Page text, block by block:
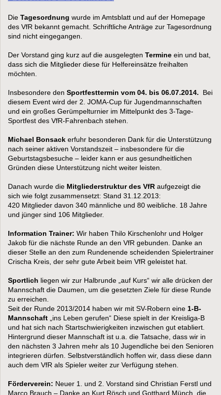
Die Tagesordnung wurde im Amtsblatt und auf der Homepage
des VfR bekannt gemacht. Schriftliche Anträge zur Tagesordnung
sind nicht eingegangen.
Der Vorstand ging kurz auf die ausgelegten Termine ein und bat,
dass sich die Mitglieder diese für Helfereinsätze freihalten
möchten.
Insbesondere den Sportfesttermin vom 04. bis 06.07.2014. Bei
diesem Event wird der 2. JOMA-Cup für Jugendmannschaften
und ein großes Gerümpelturnier im Mittelpunkt des 3-Tage-
Sportfest des VfR-Fahrenbach stehen.
Michael Bonsack erfuhr besonderen Dank für die Unterstützung
nach seiner aktiven Vorstandszeit – insbesondere für die
Geburtstagsbesuche – leider kann er aus gesundheitlichen
Gründen diese Unterstützung nicht weiter leisten.
Danach wurde die Mitgliederstruktur des VfR aufgezeigt die
sich wie folgt zusammensetzt: Stand 31.12.2013:
420 Mitglieder davon 340 männliche und 80 weibliche. 18 Jahre
und jünger sind 106 Mitglieder.
Information Trainer: Wir haben Thilo Kirschenlohr und Holger
Jakob für die nächste Runde an den VfR gebunden. Danke an
dieser Stelle an den zum Rundenende scheidenden Spielertrainer
Crischa Kreis, der sehr gute Arbeit beim VfR geleistet hat.
Sportlich liegen wir zur Halbrunde „auf Kurs“ wir alle drücken der
Mannschaft die Daumen, um die gesetzten Ziele für diese Runde
zu erreichen.
Seit der Runde 2013/2014 haben wir mit SV-Robern eine 1-B-
Mannschaft „ins Leben gerufen“ Diese spielt in der Kreisliga-B
und hat sich nach Startschwierigkeiten inzwischen gut etabliert.
Hintergrund dieser Mannschaft ist u.a. die Tatsache, dass wir in
den nächsten 3 Jahren mehr als 10 Jugendliche bei den Senioren
integrieren dürfen. Selbstverständlich hoffen wir, dass diese dann
auch dem VfR als Spieler weiter zur Verfügung stehen.
Förderverein: Neuer 1. und 2. Vorstand sind Christian Ferstl und
Marco Brauch – Danke an Kurt Rösch und Gotthard Münch, die